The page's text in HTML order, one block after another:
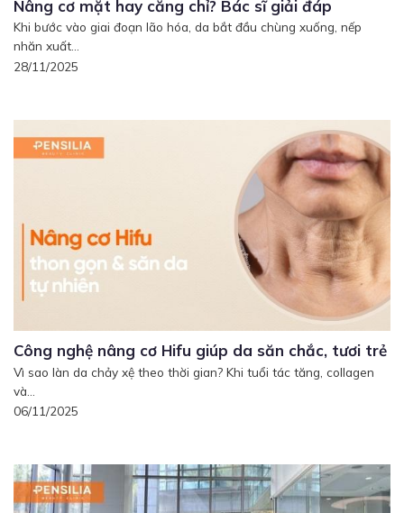
Nâng cơ mặt hay căng chỉ? Bác sĩ giải đáp
Khi bước vào giai đoạn lão hóa, da bắt đầu chùng xuống, nếp
nhăn xuất...
28/11/2025
Công nghệ nâng cơ Hifu giúp da săn chắc, tươi trẻ
Vì sao làn da chảy xệ theo thời gian? Khi tuổi tác tăng, collagen
và...
06/11/2025